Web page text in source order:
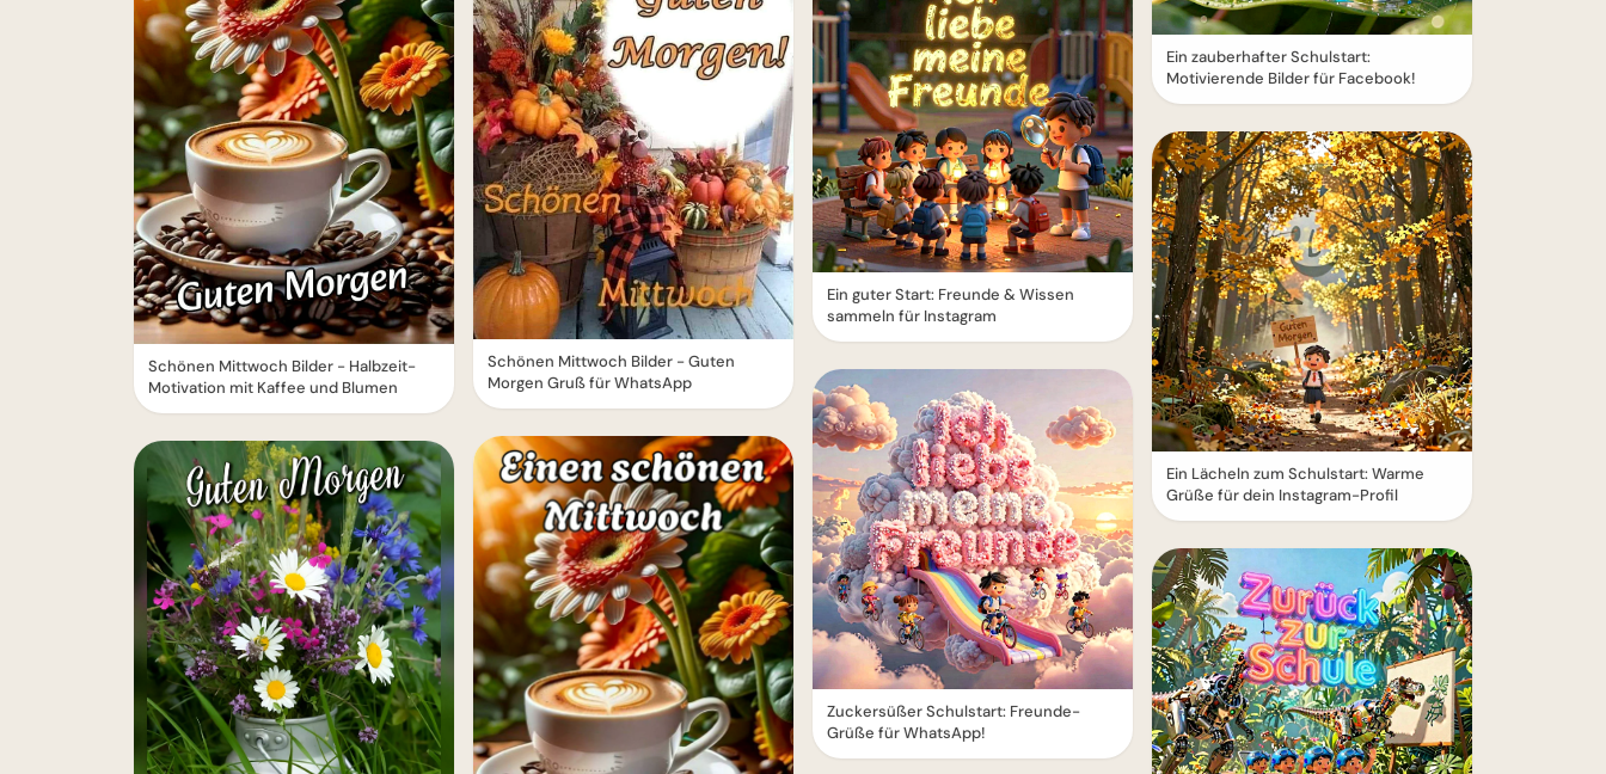
Schönen Mittwoch Bilder - Halbzeit-
Motivation mit Kaffee und Blumen
Schönen Mittwoch Bilder - Guten
Morgen Gruß für WhatsApp
Ein guter Start: Freunde & Wissen
sammeln für Instagram
Zuckersüßer Schulstart: Freunde-
Grüße für WhatsApp!
Ein zauberhafter Schulstart:
Motivierende Bilder für Facebook!
Ein Lächeln zum Schulstart: Warme
Grüße für dein Instagram-Profil